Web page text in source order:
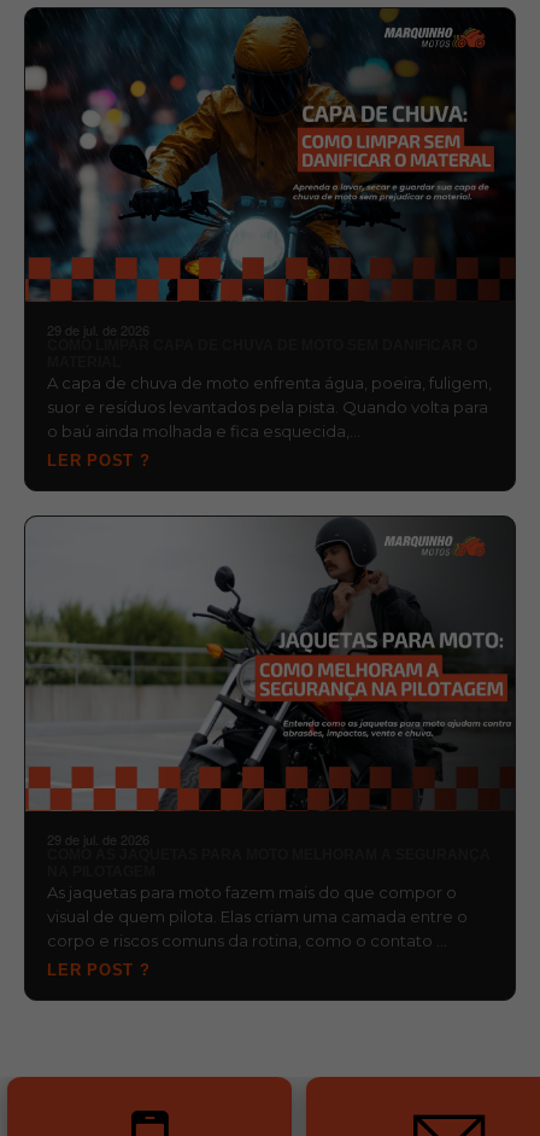
29 de jul. de 2026
A capa de chuva de moto enfrenta água, poeira, fuligem,
suor e resíduos levantados pela pista. Quando volta para
o baú ainda molhada e fica esquecida,…
LER POST ?
29 de jul. de 2026
As jaquetas para moto fazem mais do que compor o
visual de quem pilota. Elas criam uma camada entre o
corpo e riscos comuns da rotina, como o contato …
LER POST ?